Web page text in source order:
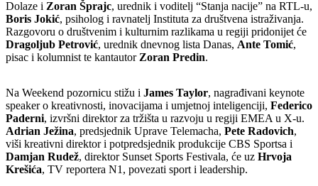
Dolaze i Zoran Šprajc, urednik i voditelj “Stanja nacije” na RTL-u,
Boris Jokić, psiholog i ravnatelj Instituta za društvena istraživanja.
Razgovoru o društvenim i kulturnim razlikama u regiji pridonijet će
Dragoljub Petrović, urednik dnevnog lista Danas, Ante Tomić,
pisac i kolumnist te kantautor Zoran Predin.
Na Weekend pozornicu stižu i James Taylor, nagrađivani keynote
speaker o kreativnosti, inovacijama i umjetnoj inteligenciji, Federico
Paderni, izvršni direktor za tržišta u razvoju u regiji EMEA u X-u.
Adrian Ježina, predsjednik Uprave Telemacha, Pete Radovich,
viši kreativni direktor i potpredsjednik produkcije CBS Sportsa i
Damjan Rudež, direktor Sunset Sports Festivala, će uz Hrvoja
Krešića, TV reportera N1, povezati sport i leadership.